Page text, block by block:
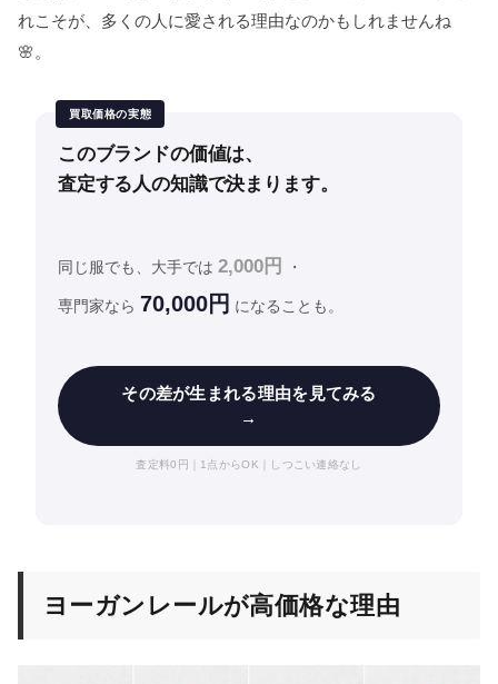
れこそが、多くの人に愛される理由なのかもしれませんね
🌸。
買取価格の実態
このブランドの価値は、
査定する人の知識で決まります。
同じ服でも、大手では 2,000円 ・
専門家なら 70,000円 になることも。
その差が生まれる理由を見てみる
→
査定料0円｜1点からOK｜しつこい連絡なし
ヨーガンレールが高価格な理由